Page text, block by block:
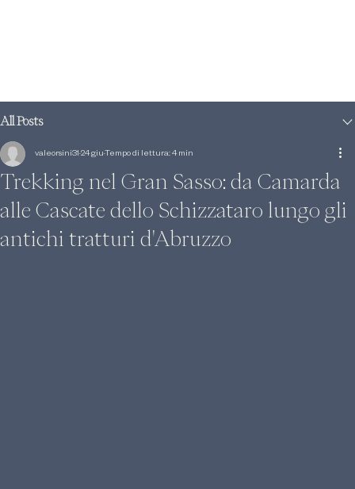
All Posts
Trekking nel Gran Sasso: da Camarda
alle Cascate dello Schizzataro lungo gli
antichi tratturi d'Abruzzo
valeorsini31 24 giuTempo di lettura: 4 min